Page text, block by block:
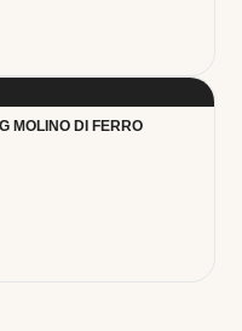
MOLINO DI FERRO